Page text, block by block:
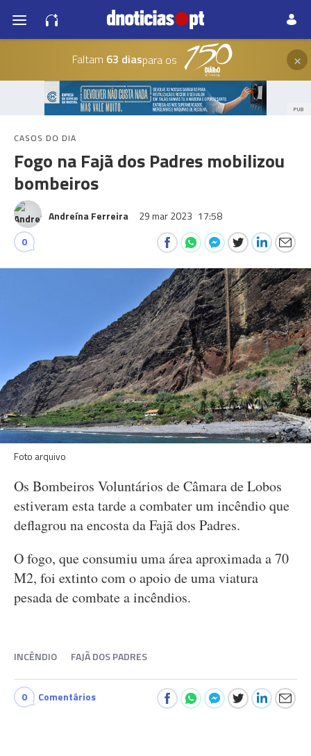
Faltam 63 diaspara os ×
PUB
CASOS DO DIA
Fogo na Fajã dos Padres mobilizou
bombeiros
Andreína Ferreira 29 mar 2023 17:58
0
Foto arquivo
Os Bombeiros Voluntários de Câmara de Lobos
estiveram esta tarde a combater um incêndio que
deflagrou na encosta da Fajã dos Padres.
O fogo, que consumiu uma área aproximada a 70
M2, foi extinto com o apoio de uma viatura
pesada de combate a incêndios.
INCÊNDIO FAJÃ DOS PADRES
0 Comentários